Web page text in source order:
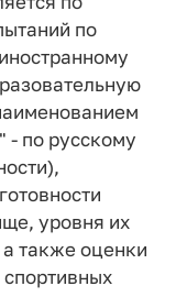
по
- по русскому
уровня их
также оценки